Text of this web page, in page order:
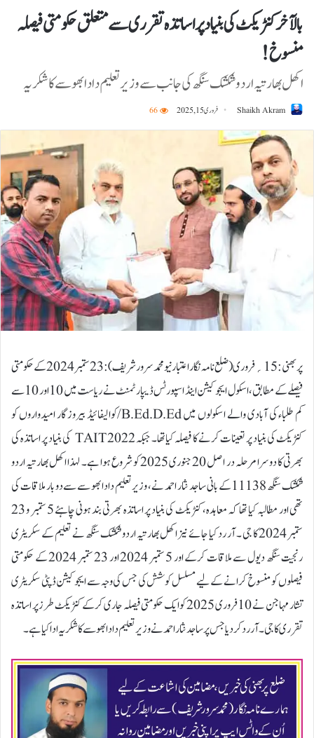
بالآخر کنٹریکٹ کی بنیاد پر اساتذہ تقرری سے متعلق حکومتی فیصلہ
منسوخ !
اکھل بھارتیہ اردو شکشک سنگھ کی جانب سے وزیر تعلیم دادا بھو سے کا شکریہ
Shaikh Akram فروری 15, 2025 66
پربھنی:15؍فروری ( ضلع نامہ نگار اعتبار نیو محمد سرور شریف ) : 23 ستمبر 2024 کے حکومتی
فیصلے کے مطابق، اسکول ایجوکیشن اینڈ اسپورٹس ڈیپارٹمنٹ نے ریاست میں 10 اور 10 سے
کم طلباء کی آبادی والے ا سکولوں میں B.Ed.D.Ed/کوالیفائیڈ بیروز گار امیدواروں کو
کنٹریکٹ کی بنیاد پر تعینات کرنے کا فیصلہ کیا تھا۔ جبکہ 2022 TAIT کی بنیاد پر اساتذہ کی
بھرتی کا دوسرا مرحلہ در اصل 20 جنوری 2025 کو شروع ہوا ہے۔ لہذا اکھل بھارتیہ اردو
شکشک سنگھ 11138 کے بانی ساجد نثار احمد نے، وزیر تعلیم دادا بھو سے سے دو بار ملاقات کی
تھی اور مطالبہ کیا تھا کہ معاہدہ، کنٹریکٹ کی بنیاد پر اساتذہ بھرتی بند ہونی چاہئے 5 ستمبر و 23
ستمبر 2024 کا جی ۔ آر رد کیا جائے نیز اکھل بھارتیہ اردو شکشک سنگھ نے تعلیم کے سکریٹری
رنجیت سنگھ دیول سے ملاقات کرکے اور 5 ستمبر 2024 اور 23 ستمبر 2024 کے حکومتی
فیصلوں کو منسوخ کرانے کے لیے مسلسل کوشش کی جس کی وجہ سے ایجوکیشن ڈپٹی سکریٹری
تشار مہا جن نے 10 فروری 2025 کو ایک حکومتی فیصلہ جاری کر کے کنٹریکٹ طرز پر اساتذہ
تقرری کا جی ۔ آر رد کر دیا جس پر ساجد نثار احمد نے وزیر تعلیم دادا بھو سے کا شکریہ ادا کیا ہے۔